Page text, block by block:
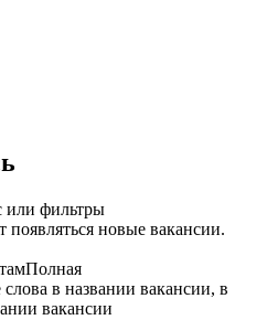
или фильтры
новые вакансии.
Полная
в названии вакансии, в
вакансии